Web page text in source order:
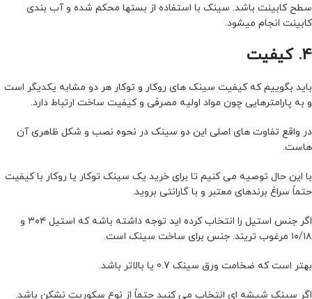
سطح کابینت باشد. سینک با استفاده از بستها محکم شده و آب بندی
کابینت انجام میشود.
4. کیفیت
باید بگوییم که کیفیت سینک های روکار و توکار هر دو مشابه یکدیگر است
و به پارامترهایی چون مواد اولیه مصرفی و کیفیت ساخت ارتباط دارد.
در واقع تفاوت های اصلی این دو سینک در نحوه نصب و شکل ظاهری آن
هاست.
با این حال توصیه می کنیم تا برای خرید یک سینک توکار یا روکار با کیفیت
حتماً سراغ برندهای معتبر و با گارانتی بروید.
اگر جنس استیل را انتخاب کرده اید توجه داشته باشه که استیل ۳۰۴ و
۱۰/۱۸ مرغوب تریند. جنس برای ساخت سینک است.
بهتر است که ضخامت ورق سینک 0.7 یا بالاتر باشد.
اگر سینک شیشه ای انتخاب می کنید حتماً از نوع سکوریت نشکن باشد.